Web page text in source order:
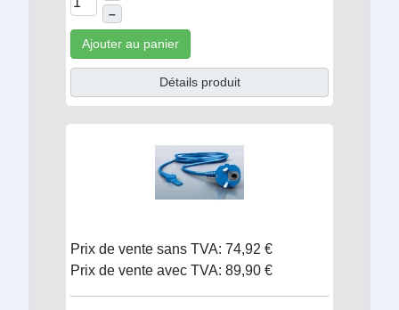
–
Ajouter au panier
Détails produit
Prix de vente sans TVA: 74,92 €
Prix de vente avec TVA: 89,90 €